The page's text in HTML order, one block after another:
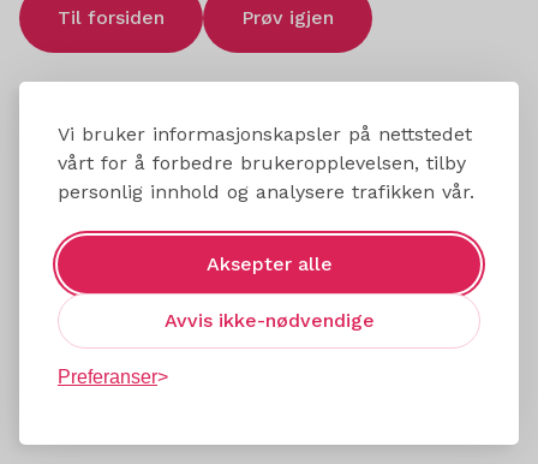
Vi bruker informasjonskapsler på nettstedet
vårt for å forbedre brukeropplevelsen, tilby
personlig innhold og analysere trafikken vår.
Aksepter alle
Avvis ikke-nødvendige
Preferanser
Til forsiden Prøv igjen